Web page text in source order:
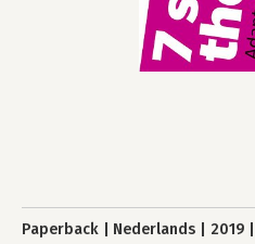
Paperback Nederlands 2019